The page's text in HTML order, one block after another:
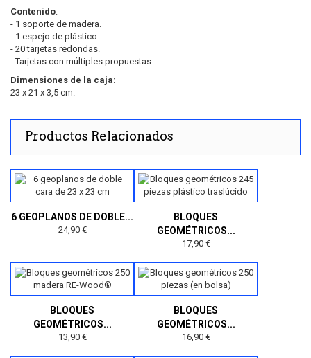
Contenido:
- 1 soporte de madera.
- 1 espejo de plástico.
- 20 tarjetas redondas.
- Tarjetas con múltiples propuestas.
Dimensiones de la caja:
23 x 21 x 3,5 cm.
Productos Relacionados
6 GEOPLANOS DE DOBLE...
24,90 €
BLOQUES
GEOMÉTRICOS...
17,90 €
BLOQUES
GEOMÉTRICOS...
13,90 €
BLOQUES
GEOMÉTRICOS...
16,90 €